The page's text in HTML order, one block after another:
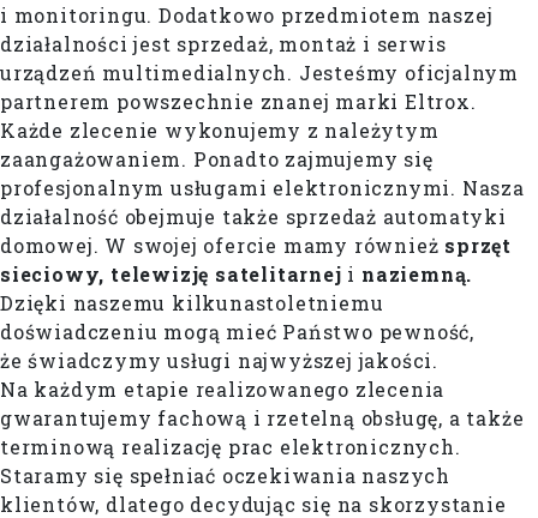
i monitoringu. Dodatkowo przedmiotem naszej
działalności jest sprzedaż, montaż i serwis
urządzeń multimedialnych. Jesteśmy oficjalnym
partnerem powszechnie znanej marki Eltrox.
Każde zlecenie wykonujemy z należytym
zaangażowaniem. Ponadto zajmujemy się
profesjonalnym usługami elektronicznymi. Nasza
działalność obejmuje także sprzedaż automatyki
domowej. W swojej ofercie mamy również sprzęt
sieciowy, telewizję satelitarnej i naziemną.
Dzięki naszemu kilkunastoletniemu
doświadczeniu mogą mieć Państwo pewność,
że świadczymy usługi najwyższej jakości.
Na każdym etapie realizowanego zlecenia
gwarantujemy fachową i rzetelną obsługę, a także
terminową realizację prac elektronicznych.
Staramy się spełniać oczekiwania naszych
klientów, dlatego decydując się na skorzystanie